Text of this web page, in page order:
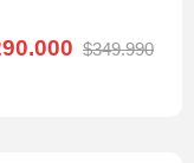
$349.990